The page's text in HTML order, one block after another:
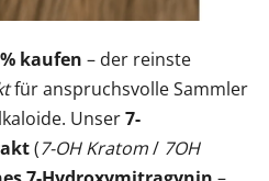
kaufen – der reinste
für anspruchsvolle Sammler
Unser7-
(7-OH Kratom/ 7OH